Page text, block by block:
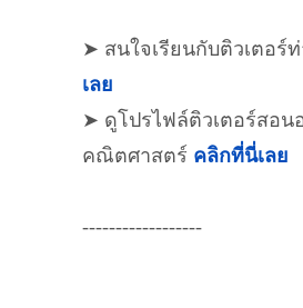
➤ สนใจเรียนกับติวเตอร์
เลย
➤ ดูโปรไฟล์ติวเตอร์สอน
คณิตศาสตร์ คลิกที่นี่เลย
------------------